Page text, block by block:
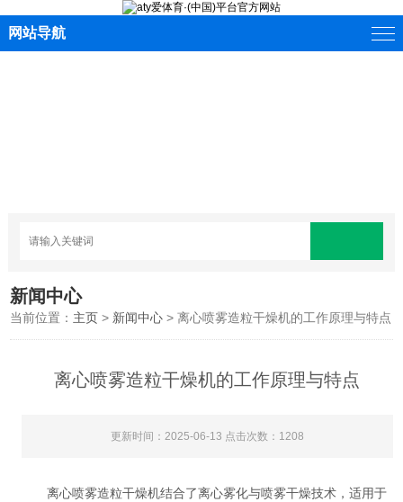
网站导航
新闻中心
当前位置： 主页 > 新闻中心 > 离心喷雾造粒干燥机的工作原理与特点
离心喷雾造粒干燥机的工作原理与特点
更新时间：2025-06-13 点击次数：1208
离心喷雾造粒干燥机结合了离心雾化与喷雾干燥技术，适用于